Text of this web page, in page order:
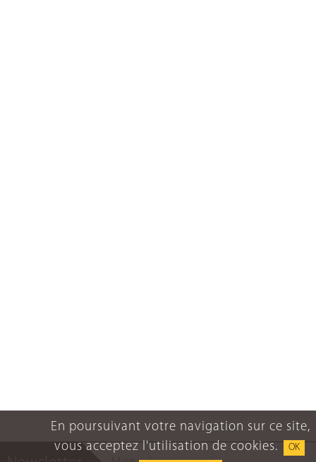
En poursuivant votre navigation sur ce site,
vous acceptez l'utilisation de cookies.
OK